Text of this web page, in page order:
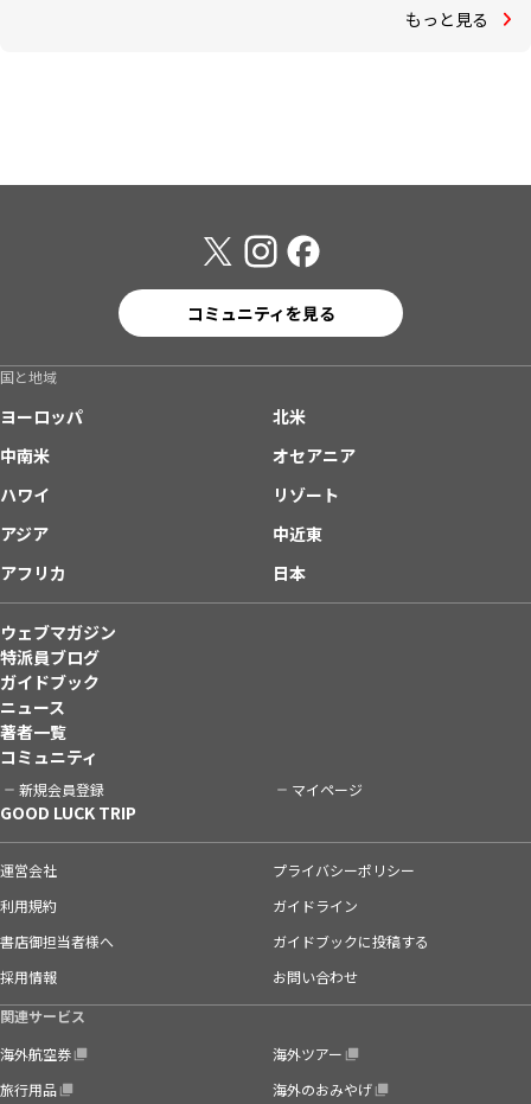
もっと見る
コミュニティを見る
国と地域
ヨーロッパ
北米
中南米
オセアニア
ハワイ
リゾート
アジア
中近東
アフリカ
日本
ウェブマガジン
特派員ブログ
ガイドブック
ニュース
著者一覧
コミュニティ
新規会員登録 マイページ
GOOD LUCK TRIP
運営会社
プライバシーポリシー
利用規約
ガイドライン
書店御担当者様へ
ガイドブックに投稿する
採用情報
お問い合わせ
関連サービス
海外航空券
海外ツアー
旅行用品
海外のおみやげ